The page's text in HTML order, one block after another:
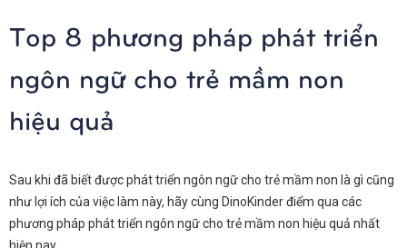
Top 8 phương pháp phát triển
ngôn ngữ cho trẻ mầm non
hiệu quả
Sau khi đã biết đượcphát triển ngôn ngữ cho trẻ mầm non là gì cũng
như lợi ích của việc làm này, hãy cùng DinoKinderđiểm qua các
phương pháp phát triển ngôn ngữ cho trẻ mầm non hiệu quả nhất